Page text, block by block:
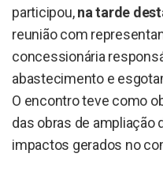
participou,na tarde
reunião com
concessionária
abastecimento e
O encontro teve como
das obras de ampliação
impactos gerados no